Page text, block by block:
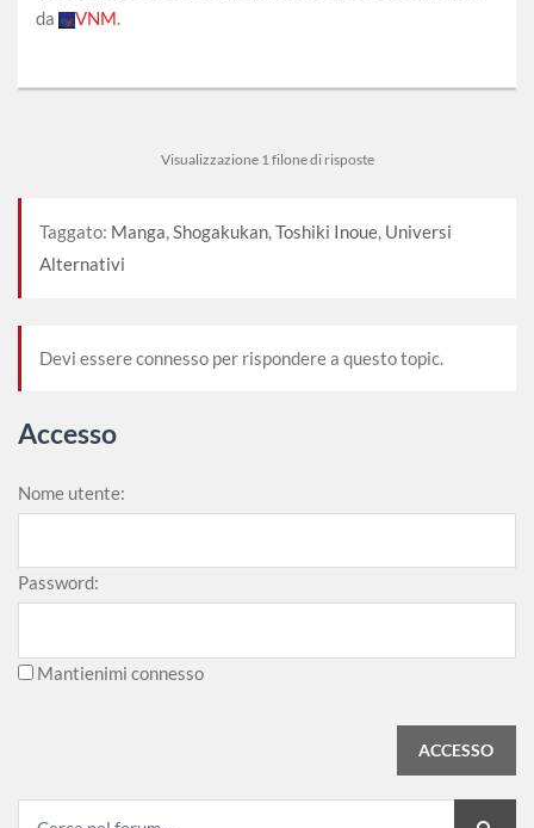
da
VNM
Visualizzazione 1 filone di risposte
Taggato: Manga,Shogakukan,Toshiki Inoue, Universi
Alternativi
Devi essere connesso per rispondere a questo topic.
Accesso
Nome utente:
Password:
Mantienimi connesso
ACCESSO